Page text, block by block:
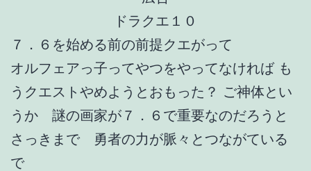
ドラクエ１０
７．６を始める前の前提クエがって
オルフェアっ子ってやつをやってなければ も
うクエストやめようとおもった？ ご神体とい
うか 謎の画家が７．６で重要なのだろうと
さっきまで 勇者の力が脈々とつながている
で